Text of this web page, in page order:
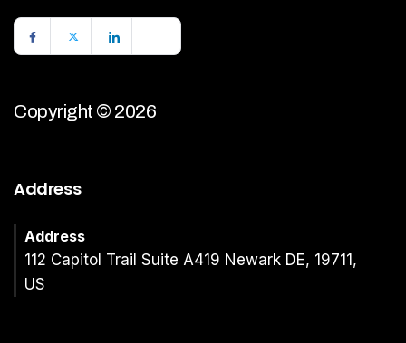
Copyright © 2026
Address
Address
112 Capitol Trail Suite A419 Newark DE, 19711,
US